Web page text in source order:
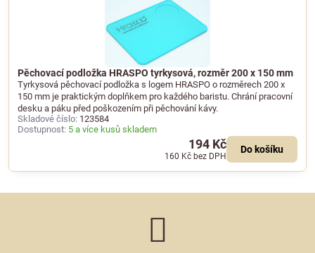
Pěchovací podložka HRASPO tyrkysová, rozměr 200 x 150 mm
Tyrkysová pěchovací podložka s logem HRASPO o rozměrech 200 x
150 mm je praktickým doplňkem pro každého baristu. Chrání pracovní
desku a páku před poškozením při pěchování kávy.
Skladové číslo: 123584
Dostupnost: 5 a více kusů skladem
194 Kč
160 Kč bez DPH
Do košíku